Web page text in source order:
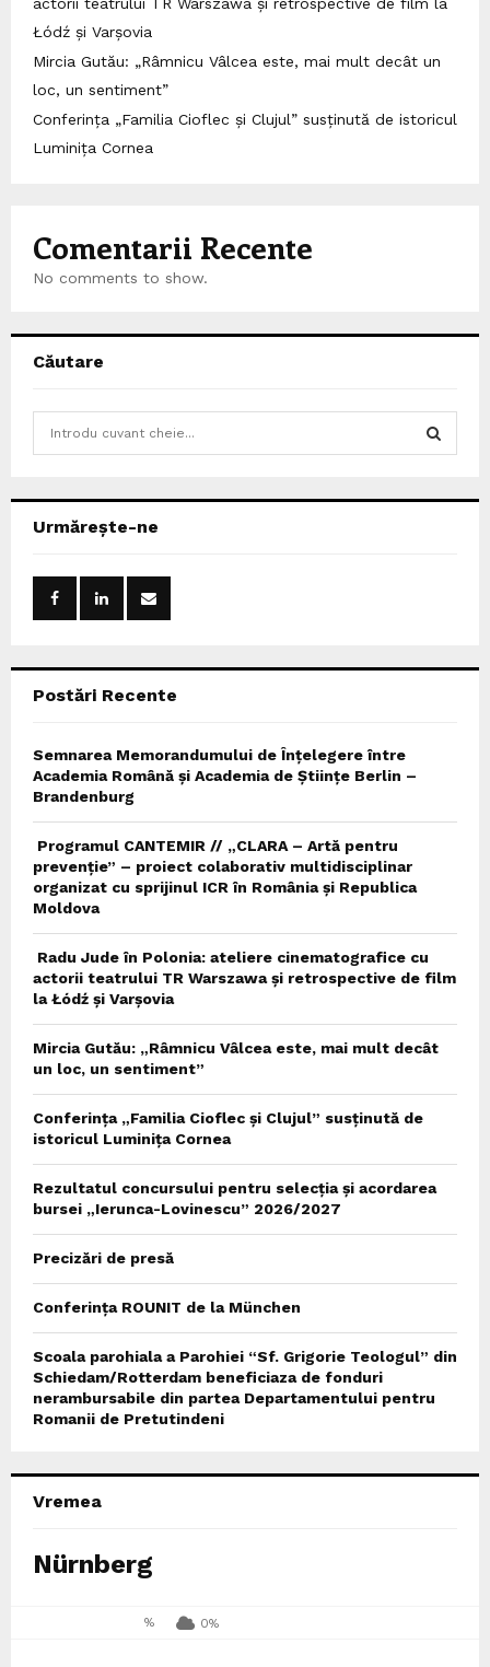
actorii teatrului TR Warszawa și retrospective de film la
Łódź și Varșovia
Mircia Gutău: „Râmnicu Vâlcea este, mai mult decât un
loc, un sentiment”
Conferința „Familia Cioflec și Clujul” susținută de istoricul
Luminița Cornea
Comentarii Recente
No comments to show.
Căutare
h
Urmărește-ne
Postări Recente
Semnarea Memorandumului de Înțelegere între
Academia Română și Academia de Științe Berlin –
Brandenburg
Programul CANTEMIR // „CLARA – Artă pentru
prevenție” – proiect colaborativ multidisciplinar
organizat cu sprijinul ICR în România și Republica
Moldova
Radu Jude în Polonia: ateliere cinematografice cu
actorii teatrului TR Warszawa și retrospective de film
la Łódź și Varșovia
Mircia Gutău: „Râmnicu Vâlcea este, mai mult decât
un loc, un sentiment”
Conferința „Familia Cioflec și Clujul” susținută de
istoricul Luminița Cornea
Rezultatul concursului pentru selecția și acordarea
bursei „Ierunca-Lovinescu” 2026/2027
Precizări de presă
Conferința ROUNIT de la München
Scoala parohiala a Parohiei “Sf. Grigorie Teologul” din
Schiedam/Rotterdam beneficiaza de fonduri
nerambursabile din partea Departamentului pentru
Romanii de Pretutindeni
Vremea
Nürnberg
% 0%